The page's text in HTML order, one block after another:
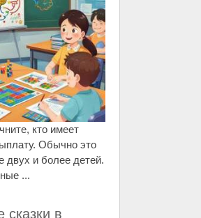
кто имеет
Обычно это
и более детей.
...
сказки в